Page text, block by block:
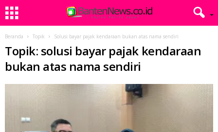
Beranda Topik Solusi bayar pajak kendaraan bukan atas nama sendiri
Topik: solusi bayar pajak kendaraan
bukan atas nama sendiri